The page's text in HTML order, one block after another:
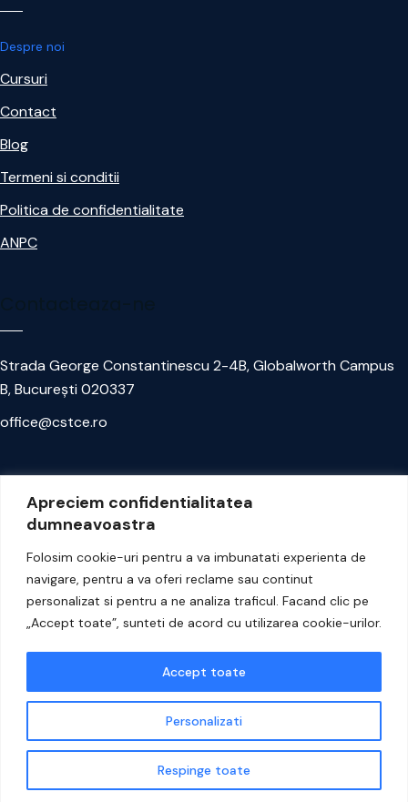
Apreciem confidentialitatea
dumneavoastra
Folosim cookie-uri pentru a va imbunatati experienta de
navigare, pentru a va oferi reclame sau continut
personalizat si pentru a ne analiza traficul. Facand clic pe
„Accept toate”, sunteti de acord cu utilizarea cookie-urilor.
Personalizati
Respinge toate
Accept toate
Despre noi
Cursuri
Contact
Blog
Termeni si conditii
Politica de confidentialitate
ANPC
Strada George Constantinescu 2-4B, Globalworth Campus
B, București 020337
office@cstce.ro
Aboneaza-te la newsletter
Aboneaza-te
© 2024 Centrul de Formare in Securitate Cibernetica. Toate
drepturile rezervate.